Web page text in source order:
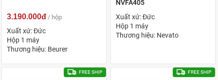
3.190.000đ / hộp
Xuất xứ: Đức
Hộp 1 máy
Thương hiệu: Beurer
NVFA405
Xuất xứ: Đức
Hộp 1 máy
Thương hiệu: Nevato
FREE SHIP FREE SHIP